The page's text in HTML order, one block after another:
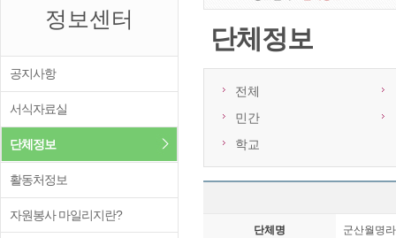
정보센터
공지사항
서식자료실
단체정보
활동처정보
자원봉사 마일리지란?
단체정보
전체
민간
학교
단체명 군산월명